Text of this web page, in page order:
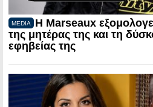
MEDIA
Η Marseaux
της μητέρας της και τη
εφηβείας της